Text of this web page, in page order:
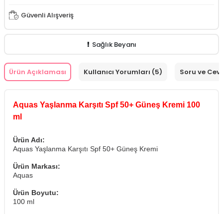
Güvenli Alışveriş
Sağlık Beyanı
Ürün Açıklaması Kullanıcı Yorumları (5) Soru ve
Aquas Yaşlanma Karşıtı Spf 50+ Güneş Kremi 100
ml
Ürün Adı:
Aquas Yaşlanma Karşıtı Spf 50+ Güneş Kremi
Ürün Markası:
Aquas
Ürün Boyutu:
100 ml